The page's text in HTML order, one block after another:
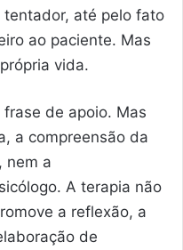
tentador, até pelo fato
ao paciente. Mas
vida.
frase de apoio. Mas
a compreensão da
nem a
A terapia não
a reflexão, a
de